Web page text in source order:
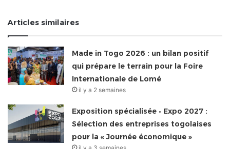
Articles similaires
Made in Togo 2026 : un bilan positif
qui prépare le terrain pour la Foire
Internationale de Lomé
il y a 2 semaines
Exposition spécialisée • Expo 2027 :
Sélection des entreprises togolaises
pour la « Journée économique »